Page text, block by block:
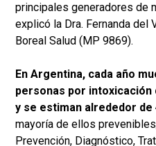
principales generadores de
explicó la Dra. Fernanda del
Boreal Salud (MP 9869).
En Argentina, cada año
personas por intoxicación
y se estiman alrededor de
mayoría de ellos
Prevención, Diagnóstico,